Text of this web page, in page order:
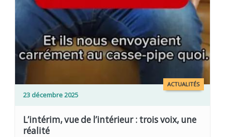
ACTUALITÉS
23 décembre 2025
L’intérim, vue de l’intérieur : trois voix, une
réalité